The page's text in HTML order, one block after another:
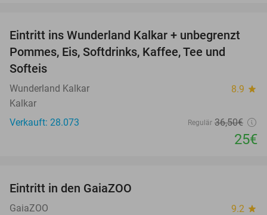
32%
Eintritt ins Wunderland Kalkar + unbegrenzt
Pommes, Eis, Softdrinks, Kaffee, Tee und
Softeis
Wunderland Kalkar 8.9 star
Kalkar
Verkauft: 28.073
Regulär 36,50€
25€
Eintritt in den GaiaZOO
GaiaZOO 9.2 star